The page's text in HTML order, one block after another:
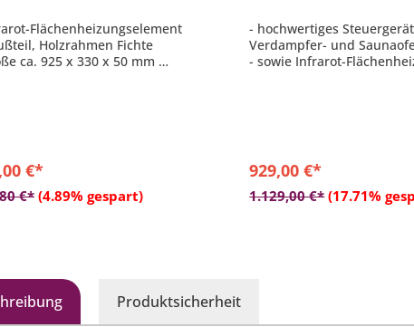
Flächenheizungselement
Holzrahmen Fichte
ca. 925 x 330 x 50 mm
€*
€* (4.89% gespart)
In den Warenkorb
- hochwertiges
Verdampfer- und
- sowie Infrarot-
929,00 €*
1.129,00 €* (17.71%
In den
Produktsicherheit